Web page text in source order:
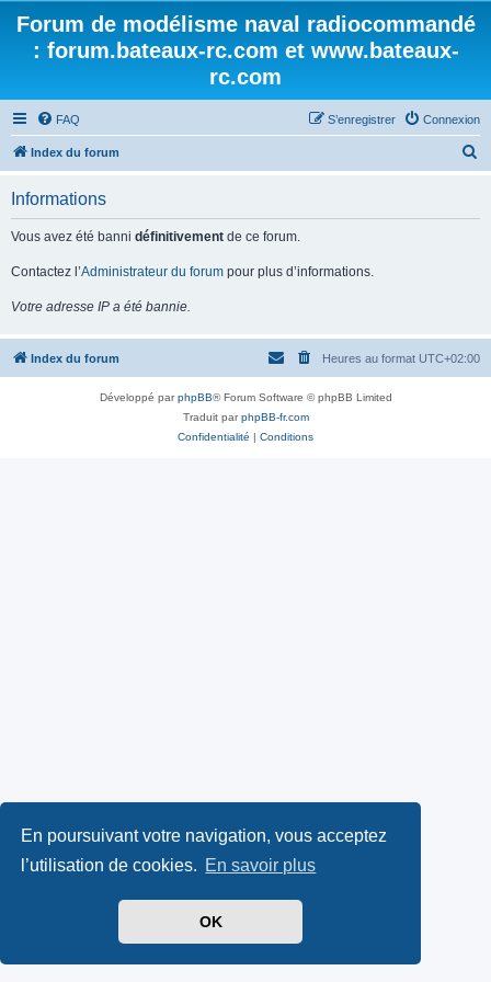
En poursuivant votre navigation, vous acceptez
l’utilisation de cookies. En savoir plus
OK
Forum de modélisme naval radiocommandé
: forum.bateaux-rc.com et www.bateaux-
rc.com
FAQ Connexion
S’enregistrer
Index du forum
e
Informations
Vous avez été banni définitivement de ce forum.
Contactez l’Administrateur du forum pour plus d’informations.
Votre adresse IP a été bannie.
Index du forum Heures au format UTC+02:00
Développé parphpBB® Forum Software © phpBB Limited
Traduit parphpBB-fr.com
Confidentialité | Conditions